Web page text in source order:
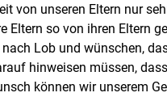
von unseren Eltern nur
so von ihren Eltern
Lob und wünschen,
hinweisen müssen,
können wir unserem